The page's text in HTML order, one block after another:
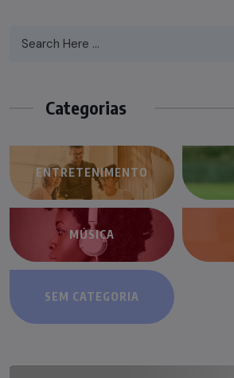
Categorias
ENTRETENIMENTO
MÚSICA
SEM CATEGORIA